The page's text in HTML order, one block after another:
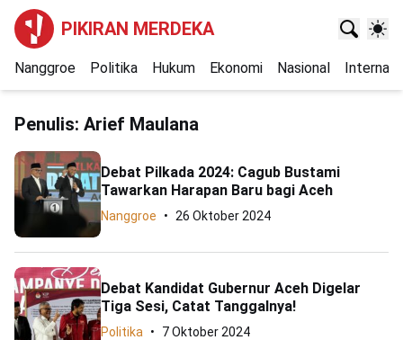
PIKIRAN MERDEKA
Nanggroe Politika Hukum Ekonomi Nasional
Penulis: Arief Maulana
Debat Pilkada 2024: Cagub Bustami
Tawarkan Harapan Baru bagi Aceh
Nanggroe 26 Oktober 2024
Debat Kandidat Gubernur Aceh Digelar
Tiga Sesi, Catat Tanggalnya!
Politika 7 Oktober 2024